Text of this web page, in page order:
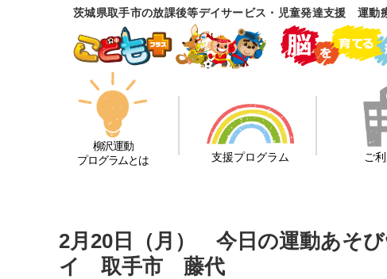
茨城県取手市の放課後等デイサービス・児童発達支援 運動
柳沢運動
プログラムとは
支援プログラム ご
2月20日（月） 今日の運動あそ
イ 取手市 藤代